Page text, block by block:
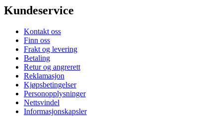
Kundeservice
Kontakt oss
Finn oss
Frakt og levering
Betaling
Retur og angrerett
Reklamasjon
Kjøpsbetingelser
Personopplysninger
Nettsvindel
Informasjonskapsler